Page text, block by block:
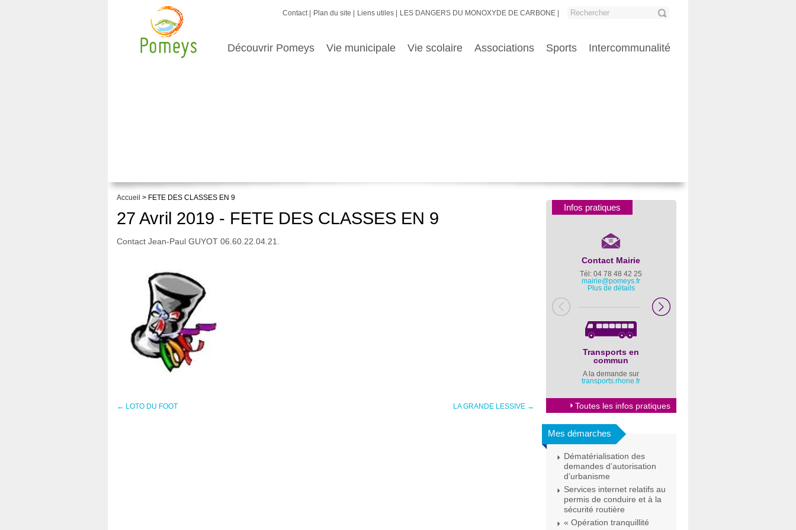
Contact Plan du site Liens utiles LES DANGERS DU MONOXYDE DE CARBONE
Découvrir Pomeys Vie municipale Vie scolaire Associations Sports Intercommunalité
Accueil > FETE DES CLASSES EN 9
27 Avril 2019 - FETE DES CLASSES EN 9
Contact Jean-Paul GUYOT 06.60.22.04.21.
← LOTO DU FOOT LA GRANDE LESSIVE →
Infos pratiques
Contact Mairie
Tél: 04 78 48 42 25
mairie@pomeys.fr
Plus de détails
Transports en
commun
A la demande sur
transports.rhone.fr
Toutes les infos pratiques
Mes démarches
Dématérialisation des
demandes d’autorisation
d’urbanisme
Services internet relatifs au
permis de conduire et à la
sécurité routière
« Opération tranquillité